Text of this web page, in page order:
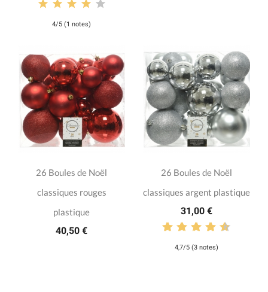
4/5 (1 notes)
26 Boules de Noël
classiques rouges
plastique
40,50 €
26 Boules de Noël
classiques argent plastique
31,00 €
4,7/5 (3 notes)